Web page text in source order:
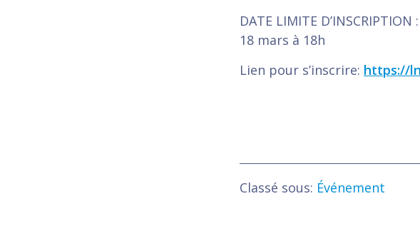
DATE LIMITE D’INSCRIPTION :
18 mars à 18h
Lien pour s’inscrire: https://
Classé sous: Événement